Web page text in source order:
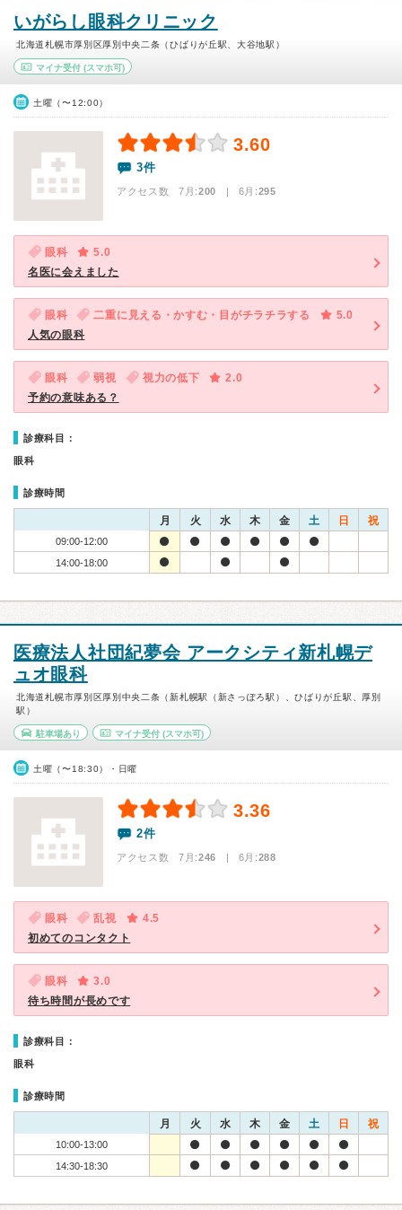
いがらし眼科クリニック
北海道札幌市厚別区厚別中央二条（ひばりが丘駅、大谷地駅）
マイナ受付 (スマホ可)
土曜（〜12:00）
3.60
3件
アクセス数 7月:200 | 6月:295
眼科
5.0
名医に会えました
眼科 二重に見える・かすむ・目がチラチラする
5.0
人気の眼科
眼科 弱視 視力の低下
2.0
予約の意味ある？
診療科目：
眼科
診療時間
月 火 水 木 金 土 日 祝
09:00-12:00
14:00-18:00
医療法人社団紀夢会 アークシティ新札幌デ
ュオ眼科
北海道札幌市厚別区厚別中央二条（新札幌駅（新さっぽろ駅）、ひばりが丘駅、厚別
駅）
駐車場あり マイナ受付(スマホ可)
土曜（〜18:30）・日曜
3.36
2件
アクセス数 7月:246 | 6月:288
眼科 乱視
4.5
初めてのコンタクト
眼科
3.0
待ち時間が長めです
診療科目：
眼科
診療時間
月 火 水 木 金 土 日 祝
10:00-13:00
14:30-18:30